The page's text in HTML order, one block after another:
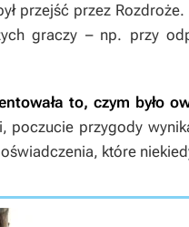
przejść przez
graczy – np. przy
to, czym było
poczucie przygody
które